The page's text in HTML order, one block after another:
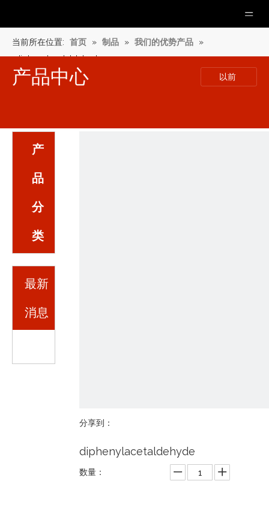
当前所在位置: 首页 » 制品 » 我们的优势产品
»
diphenylacetaldehyde
产品中心 以前
产
品
分
类
最新
消息
分享到：
diphenylacetaldehyde
数量：